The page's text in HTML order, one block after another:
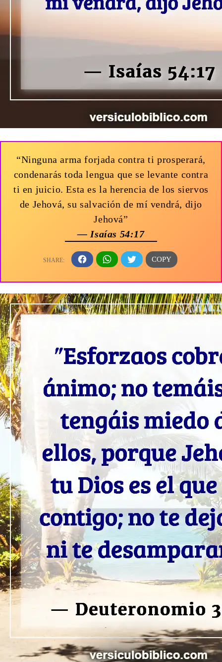
“Ninguna arma forjada contra ti prosperará,
condenarás toda lengua que se levante contra
ti en juicio. Esta es la herencia de los siervos
de Jehová, su salvación de mí vendrá, dijo
Jehová”
— Isaías 54:17